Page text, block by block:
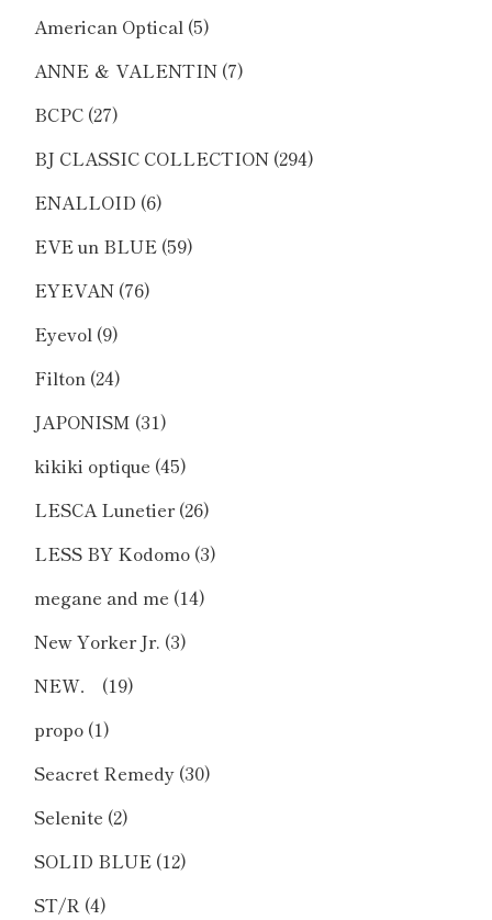
American Optical (5)
ANNE ＆ VALENTIN (7)
BCPC (27)
BJ CLASSIC COLLECTION (294)
ENALLOID (6)
EVE un BLUE (59)
EYEVAN (76)
Eyevol (9)
Filton (24)
JAPONISM (31)
kikiki optique (45)
LESCA Lunetier(26)
LESS BY Kodomo (3)
megane and me (14)
New Yorker Jr. (3)
NEW．
(19)
propo (1)
Seacret Remedy (30)
Selenite (2)
SOLID BLUE (12)
ST/R (4)